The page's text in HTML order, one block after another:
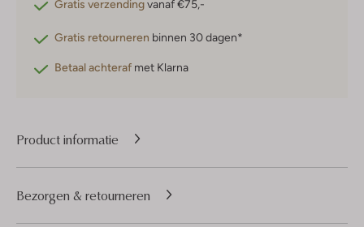
Gratis verzendingvanaf €75,-
Gratis retourneren binnen 30 dagen*
Betaal achteraf met Klarna
Product informatie
Bezorgen & retourneren